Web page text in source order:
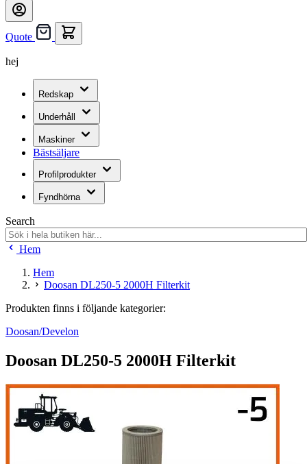
Quote
hej
Redskap
Underhåll
Maskiner
Bästsäljare
Profilprodukter
Fyndhörna
Search
Hem
Hem
Doosan DL250-5 2000H Filterkit
Produkten finns i följande kategorier:
Doosan/Develon
Doosan DL250-5 2000H Filterkit